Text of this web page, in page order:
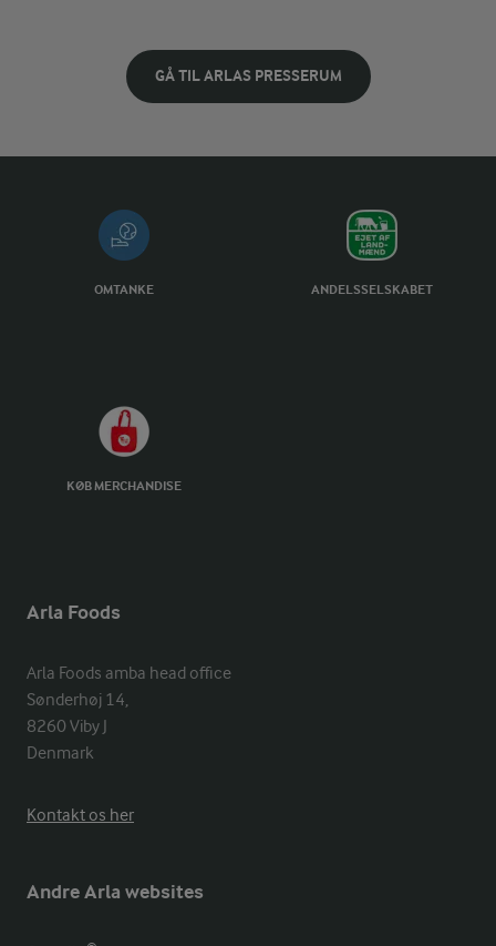
GÅ TIL ARLAS PRESSERUM
OMTANKE ANDELSSELSKABET
KØB MERCHANDISE
Arla Foods
Arla Foods amba head office
Sønderhøj 14,
8260 Viby J
Denmark
Kontakt os her
Andre Arla websites